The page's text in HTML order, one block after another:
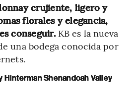
crujiente, ligero y
florales y elegancia,
conseguir. KB es la nueva
una bodega conocida por
Hinterman Shenandoah Valley